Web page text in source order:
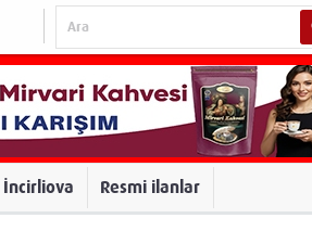
İncirliova Resmi ilanlar